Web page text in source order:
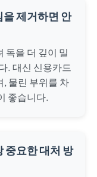
제거하면 안
독을 더 깊이 밀
. 대신 신용카드
물린 부위를 차
좋습니다.
중요한 대처 방